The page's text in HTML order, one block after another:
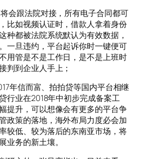
会跟法院对接，所有电子合同都可
比如视频认证时，借款人拿着身份
种都被法院系统默认为有效数据，
一旦违约，平台起诉你时一键便可
用管是不是工作日，是不是上班时
判到企业人手上；
年信而富、拍拍贷等国内平台相继
行业在2018年中初步完成备案工
提升，可以想像会有更多的平台争
政策的落地，海外布局力度必会加
较低、较为落后的东南亚市场，将
业务的新土壤。